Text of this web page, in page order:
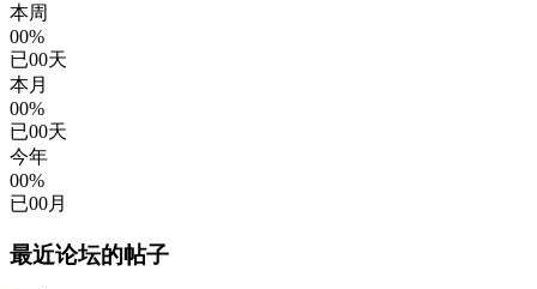
本周
00%
已00天
本月
00%
已00天
今年
00%
已00月
最近论坛的帖子